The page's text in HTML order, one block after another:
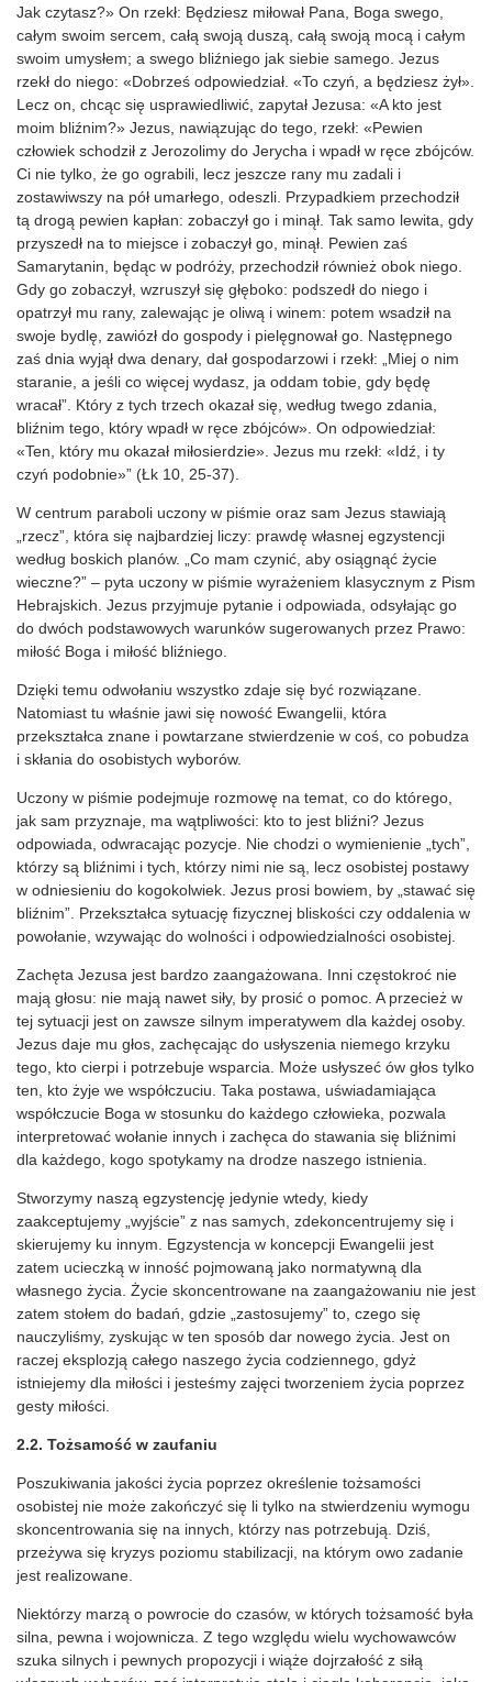
Jak czytasz?» On rzekł: Będziesz miłował Pana, Boga swego,
całym swoim sercem, całą swoją duszą, całą swoją mocą i całym
swoim umysłem; a swego bliźniego jak siebie samego. Jezus
rzekł do niego: «Dobrześ odpowiedział. «To czyń, a będziesz żył».
Lecz on, chcąc się usprawiedliwić, zapytał Jezusa: «A kto jest
moim bliźnim?» Jezus, nawiązując do tego, rzekł: «Pewien
człowiek schodził z Jerozolimy do Jerycha i wpadł w ręce zbójców.
Ci nie tylko, że go ograbili, lecz jeszcze rany mu zadali i
zostawiwszy na pół umarłego, odeszli. Przypadkiem przechodził
tą drogą pewien kapłan: zobaczył go i minął. Tak samo lewita, gdy
przyszedł na to miejsce i zobaczył go, minął. Pewien zaś
Samarytanin, będąc w podróży, przechodził również obok niego.
Gdy go zobaczył, wzruszył się głęboko: podszedł do niego i
opatrzył mu rany, zalewając je oliwą i winem: potem wsadził na
swoje bydlę, zawiózł do gospody i pielęgnował go. Następnego
zaś dnia wyjął dwa denary, dał gospodarzowi i rzekł: „Miej o nim
staranie, a jeśli co więcej wydasz, ja oddam tobie, gdy będę
wracał”. Który z tych trzech okazał się, według twego zdania,
bliźnim tego, który wpadł w ręce zbójców». On odpowiedział:
«Ten, który mu okazał miłosierdzie». Jezus mu rzekł: «Idź, i ty
czyń podobnie»” (Łk 10, 25-37).
W centrum paraboli uczony w piśmie oraz sam Jezus stawiają
„rzecz”, która się najbardziej liczy: prawdę własnej egzystencji
według boskich planów. „Co mam czynić, aby osiągnąć życie
wieczne?” – pyta uczony w piśmie wyrażeniem klasycznym z Pism
Hebrajskich. Jezus przyjmuje pytanie i odpowiada, odsyłając go
do dwóch podstawowych warunków sugerowanych przez Prawo:
miłość Boga i miłość bliźniego.
Dzięki temu odwołaniu wszystko zdaje się być rozwiązane.
Natomiast tu właśnie jawi się nowość Ewangelii, która
przekształca znane i powtarzane stwierdzenie w coś, co pobudza
i skłania do osobistych wyborów.
Uczony w piśmie podejmuje rozmowę na temat, co do którego,
jak sam przyznaje, ma wątpliwości: kto to jest bliźni? Jezus
odpowiada, odwracając pozycje. Nie chodzi o wymienienie „tych”,
którzy są bliźnimi i tych, którzy nimi nie są, lecz osobistej postawy
w odniesieniu do kogokolwiek. Jezus prosi bowiem, by „stawać się
bliźnim”. Przekształca sytuację fizycznej bliskości czy oddalenia w
powołanie, wzywając do wolności i odpowiedzialności osobistej.
Zachęta Jezusa jest bardzo zaangażowana. Inni częstokroć nie
mają głosu: nie mają nawet siły, by prosić o pomoc. A przecież w
tej sytuacji jest on zawsze silnym imperatywem dla każdej osoby.
Jezus daje mu głos, zachęcając do usłyszenia niemego krzyku
tego, kto cierpi i potrzebuje wsparcia. Może usłyszeć ów głos tylko
ten, kto żyje we współczuciu. Taka postawa, uświadamiająca
współczucie Boga w stosunku do każdego człowieka, pozwala
interpretować wołanie innych i zachęca do stawania się bliźnimi
dla każdego, kogo spotykamy na drodze naszego istnienia.
Stworzymy naszą egzystencję jedynie wtedy, kiedy
zaakceptujemy „wyjście” z nas samych, zdekoncentrujemy się i
skierujemy ku innym. Egzystencja w koncepcji Ewangelii jest
zatem ucieczką w inność pojmowaną jako normatywną dla
własnego życia. Życie skoncentrowane na zaangażowaniu nie jest
zatem stołem do badań, gdzie „zastosujemy” to, czego się
nauczyliśmy, zyskując w ten sposób dar nowego życia. Jest on
raczej eksplozją całego naszego życia codziennego, gdyż
istniejemy dla miłości i jesteśmy zajęci tworzeniem życia poprzez
gesty miłości.
2.2. Tożsamość w zaufaniu
Poszukiwania jakości życia poprzez określenie tożsamości
osobistej nie może zakończyć się li tylko na stwierdzeniu wymogu
skoncentrowania się na innych, którzy nas potrzebują. Dziś,
przeżywa się kryzys poziomu stabilizacji, na którym owo zadanie
jest realizowane.
Niektórzy marzą o powrocie do czasów, w których tożsamość była
silna, pewna i wojownicza. Z tego względu wielu wychowawców
szuka silnych i pewnych propozycji i wiąże dojrzałość z siłą